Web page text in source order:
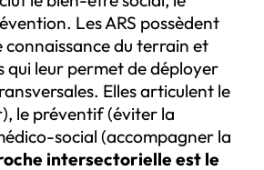
Les ARS possèdent
connaissance du terrain et
qui leur permet de déployer
Elles articulent le
le préventif (éviter la
social (accompagner la
intersectorielle est le